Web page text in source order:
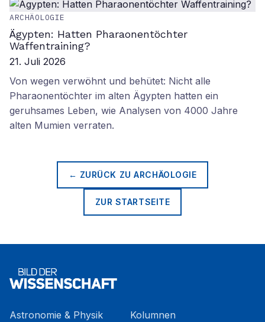
ARCHÄOLOGIE
Ägypten: Hatten Pharaonentöchter
Waffentraining?
21. Juli 2026
Von wegen verwöhnt und behütet: Nicht alle
Pharaonentöchter im alten Ägypten hatten ein
geruhsames Leben, wie Analysen von 4000 Jahre
alten Mumien verraten.
← ZURÜCK ZUARCHÄOLOGIE
ZUR STARTSEITE
Astronomie & Physik
Kolumnen